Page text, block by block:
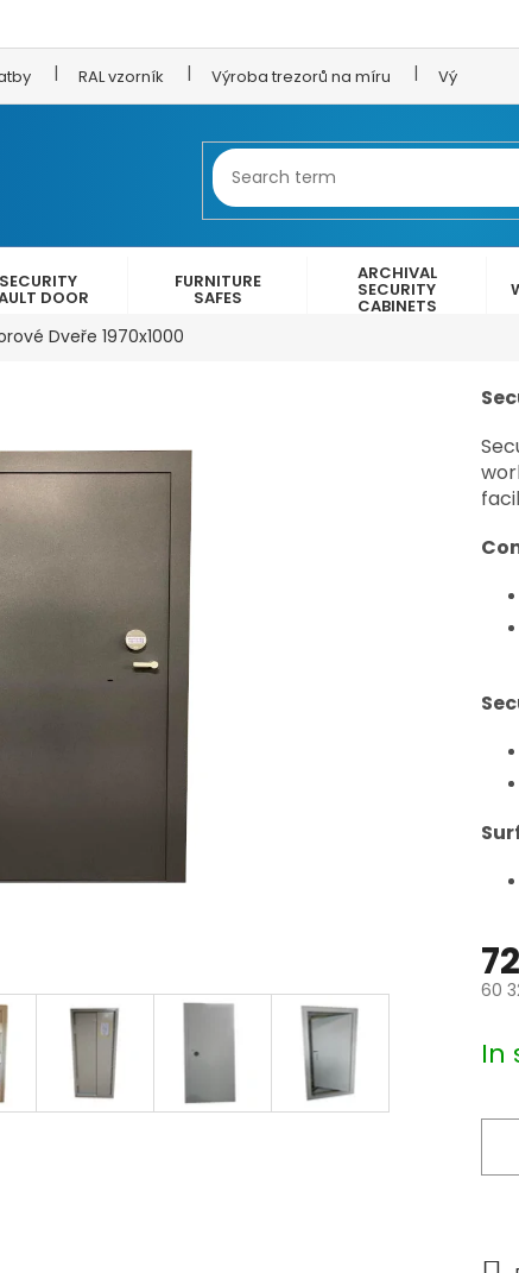
RAL vzorník Výroba trezorů na míru Výroba
SECURITY
DOOR
FURNITURE
SAFES
ARCHIVAL
SECURITY
CABINETS
Dveře 1970x1000
60
In